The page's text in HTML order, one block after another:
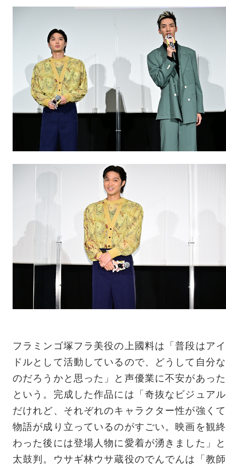
フラミンゴ塚フラ美役の上國料は「普段はアイ
ドルとして活動しているので、どうして自分な
のだろうかと思った」と声優業に不安があった
という。完成した作品には「奇抜なビジュアル
だけれど、それぞれのキャラクター性が強くて
物語が成り立っているのがすごい。映画を観終
わった後には登場人物に愛着が湧きました」と
太鼓判。ウサギ林ウサ蔵役のでんでんは「教師